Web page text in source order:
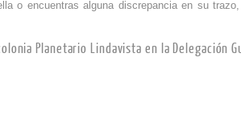
o encuentras alguna discrepancia en su
Planetario Lindavista en la Delegación